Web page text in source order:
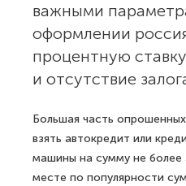
важными
оформлении
процентную
и отсутствие
Большая часть
взять автокредит или
машины на сумму не более
месте по популярности